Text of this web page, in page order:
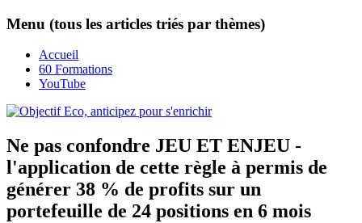
Menu (tous les articles triés par thèmes)
Accueil
60 Formations
YouTube
Ne pas confondre JEU ET ENJEU -
l'application de cette règle à permis de
générer 38 % de profits sur un
portefeuille de 24 positions en 6 mois